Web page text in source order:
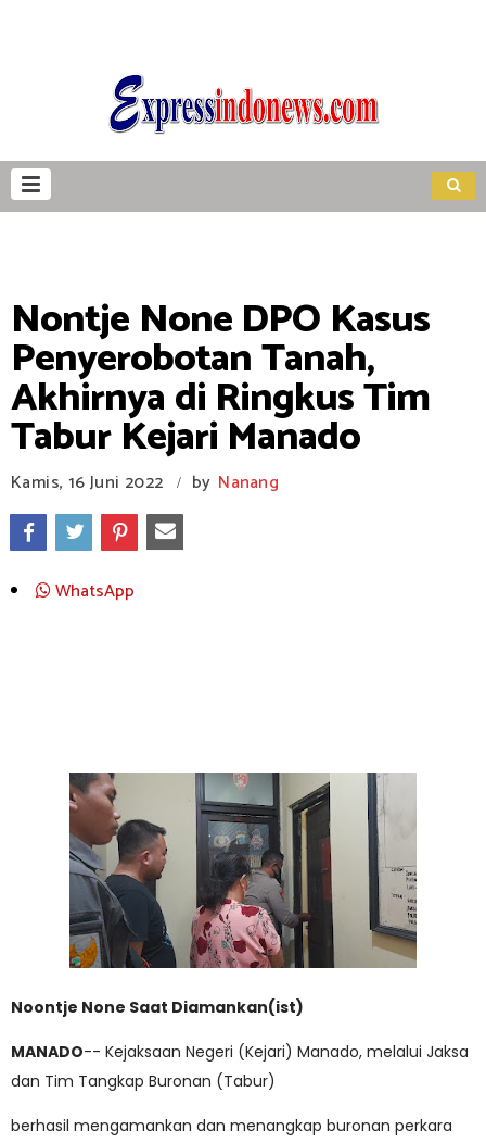
Nontje None DPO Kasus
Penyerobotan Tanah,
Akhirnya di Ringkus Tim
Tabur Kejari Manado
Kamis, 16 Juni 2022 / by Nanang
WhatsApp
Noontje None Saat Diamankan(ist)
MANADO-- Kejaksaan Negeri (Kejari) Manado, melalui Jaksa
dan Tim Tangkap Buronan (Tabur)
berhasil mengamankan dan menangkap buronan perkara